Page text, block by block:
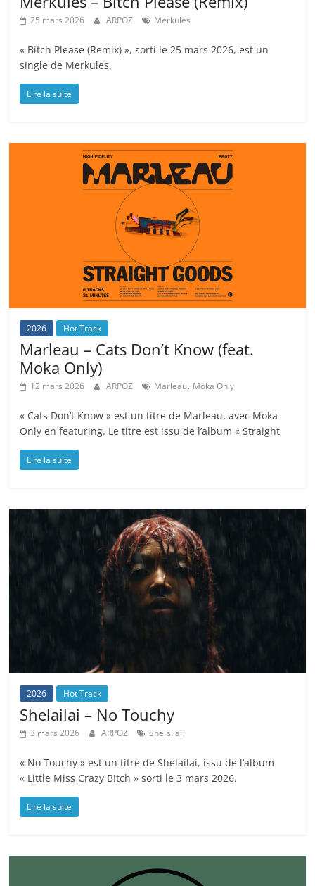
25 mars 2026 ARPOZ Merkules
« Bitch Please (Remix) », sorti le 25 mars 2026, est un
single de Merkules.
Lire la suite
2026 Hot Track
Marleau – Cats Don’t Know (feat.
Moka Only)
12 mars 2026 ARPOZ Marleau, Moka Only
« Cats Don’t Know » est un titre de Marleau, avec Moka
Only en featuring. Le titre est issu de l’album « Straight
Lire la suite
2026 Hot Track
Shelailai – No Touchy
3 mars 2026 ARPOZ Shelailai
« No Touchy » est un titre de Shelailai, issu de l’album
« Little Miss Crazy B!tch » sorti le 3 mars 2026.
Lire la suite